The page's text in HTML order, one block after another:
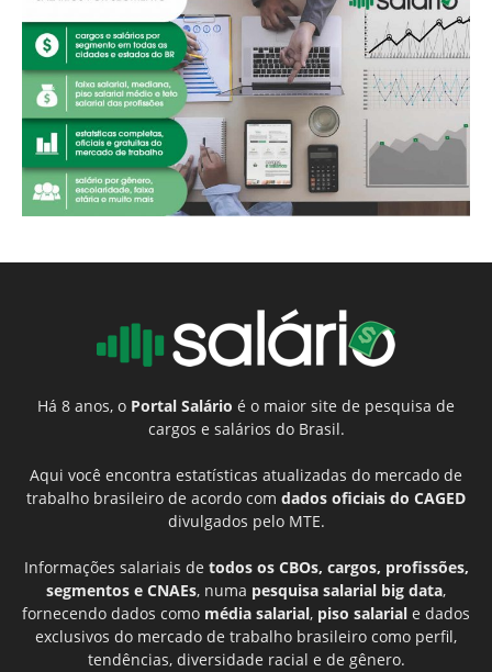
Há 8 anos, o Portal Salário é o maior site de pesquisa de
cargos e salários do Brasil.
Aqui você encontra estatísticas atualizadas do mercado de
trabalho brasileiro de acordo com dados oficiais do CAGED
divulgados pelo MTE.
Informações salariais de todos os CBOs, cargos, profissões,
segmentos e CNAEs, numa pesquisa salarial big data,
fornecendo dados como média salarial, piso salarial e dados
exclusivos do mercado de trabalho brasileiro como perfil,
tendências, diversidade racial e de gênero.